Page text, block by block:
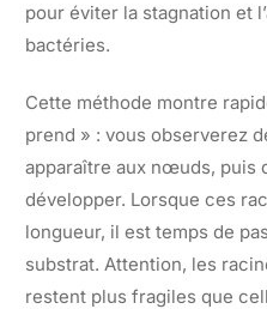
pour éviter la stagnation et
bactéries.
Cette méthode montre
prend » : vous observerez
apparaître aux nœuds, puis
développer. Lorsque ces
longueur, il est temps de
substrat. Attention, les
restent plus fragiles que